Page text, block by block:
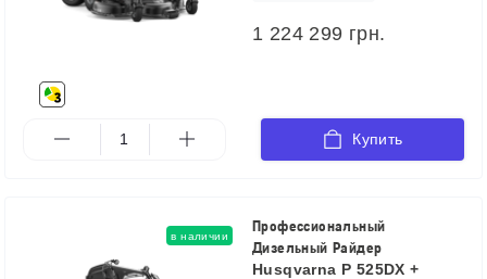
1 224 299 грн.
Купить
в наличии
Профессиональный
Дизельный Райдер
Husqvarna P 525DX +